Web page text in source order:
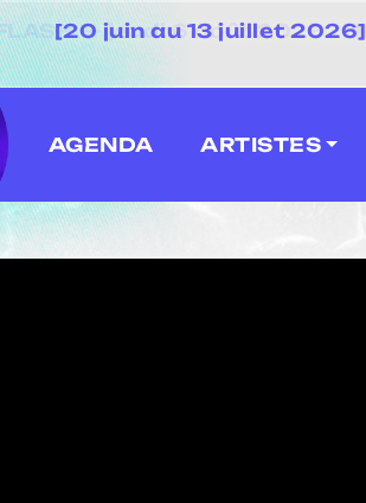
[20 juin au 13 juillet
AGENDA ARTISTES